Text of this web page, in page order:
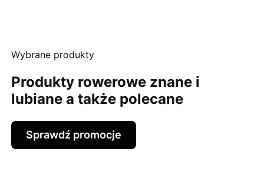
Wybrane produkty
Produkty rowerowe znane i
lubiane a także polecane
Sprawdź promocje